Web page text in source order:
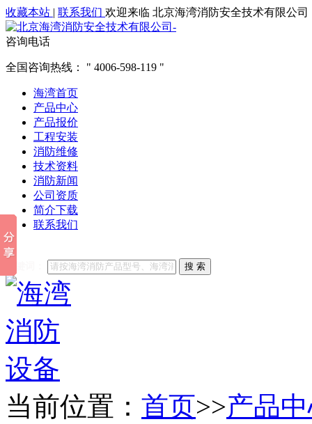
收藏本站 | 联系我们 欢迎来临 北京海湾消防安全技术有限公司
咨询电话
全国咨询热线： 4006-598-119
海湾首页
产品中心
产品报价
工程安装
消防维修
技术资料
消防新闻
公司资质
简介下载
联系我们
他们都在搜索:
搜 索
当前位置： 首页>>产品